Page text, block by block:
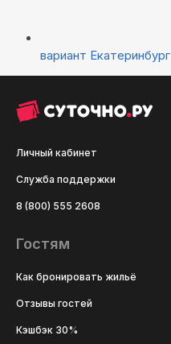
вариант Екатеринбург
Личный кабинет
Служба поддержки
8 (800) 555 2608
Гостям
Как бронировать жильё
Отзывы гостей
Кэшбэк 30%